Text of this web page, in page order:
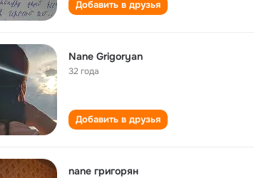
Добавить в друзья
Nane Grigoryan
32 года
Добавить в друзья
nane григорян